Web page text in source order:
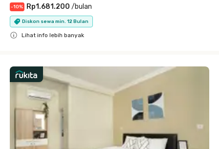
-10% Rp1.681.200 /bulan
Diskon sewa min. 12 Bulan
Lihat info lebih banyak